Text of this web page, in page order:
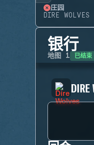
庄园
DIRE WOLVES
银行
地图 1 已结束
DIRE